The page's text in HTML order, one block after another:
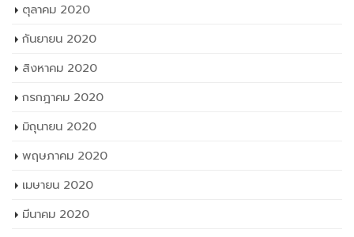
ตุลาคม 2020
กันยายน 2020
สิงหาคม 2020
กรกฎาคม 2020
มิถุนายน 2020
พฤษภาคม 2020
เมษายน 2020
มีนาคม 2020